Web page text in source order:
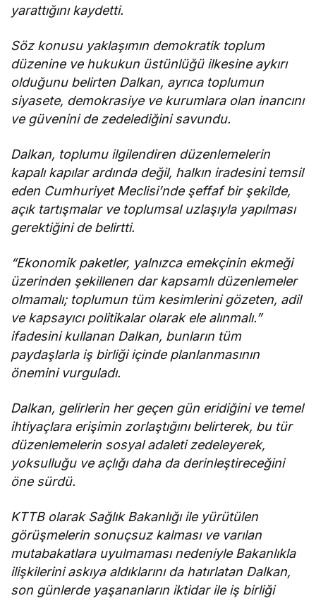
yarattığını kaydetti.
Söz konusu yaklaşımın demokratik toplum
düzenine ve hukukun üstünlüğü ilkesine aykırı
olduğunu belirten Dalkan, ayrıca toplumun
siyasete, demokrasiye ve kurumlara olan inancını
ve güvenini de zedelediğini savundu.
Dalkan, toplumu ilgilendiren düzenlemelerin
kapalı kapılar ardında değil, halkın iradesini temsil
eden Cumhuriyet Meclisi’nde şeffaf bir şekilde,
açık tartışmalar ve toplumsal uzlaşıyla yapılması
gerektiğini de belirtti.
“Ekonomik paketler, yalnızca emekçinin ekmeği
üzerinden şekillenen dar kapsamlı düzenlemeler
olmamalı; toplumun tüm kesimlerini gözeten, adil
ve kapsayıcı politikalar olarak ele alınmalı.”
ifadesini kullanan Dalkan, bunların tüm
paydaşlarla iş birliği içinde planlanmasının
önemini vurguladı.
Dalkan, gelirlerin her geçen gün eridiğini ve temel
ihtiyaçlara erişimin zorlaştığını belirterek, bu tür
düzenlemelerin sosyal adaleti zedeleyerek,
yoksulluğu ve açlığı daha da derinleştireceğini
öne sürdü.
KTTB olarak Sağlık Bakanlığı ile yürütülen
görüşmelerin sonuçsuz kalması ve varılan
mutabakatlara uyulmaması nedeniyle Bakanlıkla
ilişkilerini askıya aldıklarını da hatırlatan Dalkan,
son günlerde yaşananların iktidar ile iş birliği